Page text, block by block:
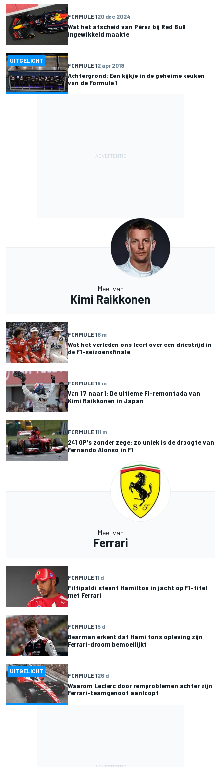
FORMULE 120 dec 2024
Wat het afscheid van Pérez bij Red Bull
ingewikkeld maakte
UITGELICHT
FORMULE 12 apr 2018
Achtergrond: Een kijkje in de geheime keuken
van de Formule 1
Meer van
Kimi Raikkonen
FORMULE 18 m
Wat het verleden ons leert over een driestrijd in
de F1-seizoensfinale
FORMULE 19 m
Van 17 naar 1: De ultieme F1-remontada van
Kimi Raikkonen in Japan
FORMULE 111 m
241 GP's zonder zege: zo uniek is de droogte van
Fernando Alonso in F1
Meer van
Ferrari
FORMULE 11 d
Fittipaldi steunt Hamilton in jacht op F1-titel
met Ferrari
FORMULE 15 d
Bearman erkent dat Hamiltons opleving zijn
Ferrari-droom bemoeilijkt
UITGELICHT
FORMULE 126 d
Waarom Leclerc door remproblemen achter zijn
Ferrari-teamgenoot aanloopt